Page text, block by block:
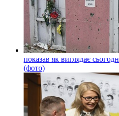
показав як виглядає
(фото)